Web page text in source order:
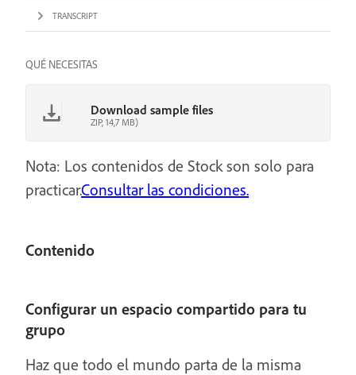
TRANSCRIPT
QUÉ NECESITAS
Download sample files
ZIP, 14,7 MB)
Nota: Los contenidos de Stock son solo para
practicar.Consultar las condiciones.
Contenido
Configurar un espacio compartido para tu
grupo
Haz que todo el mundo parta de la misma